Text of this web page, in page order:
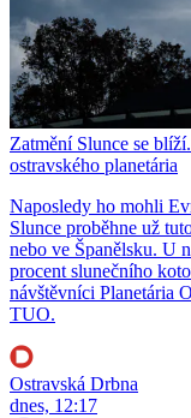
Zatmění Slunce se
ostravského planetária
Naposledy ho mohli
Slunce proběhne už
nebo ve Španělsku. U
procent slunečního
návštěvníci Planetária
TUO.
Ostravská Drbna
dnes, 12:17